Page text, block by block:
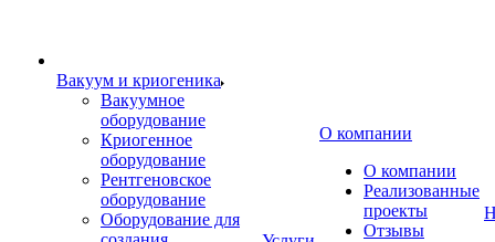
Вакуум и криогеника
Вакуумное
оборудование
Криогенное
оборудование
Рентгеновское
оборудование
Оборудование для
О компании
О компании
Реализованные
проекты
Отзывы